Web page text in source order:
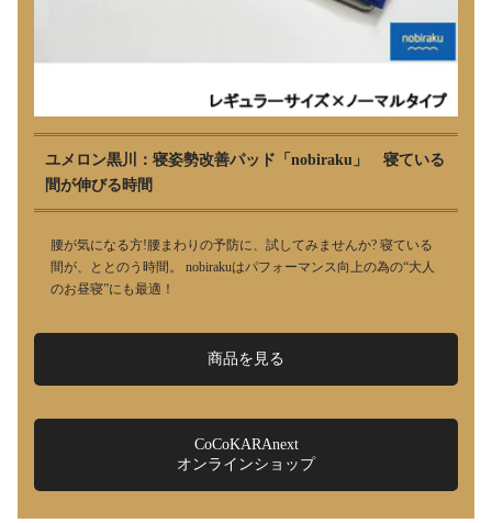
ユメロン黒川：寝姿勢改善パッド「nobiraku」 寝ている
間が伸びる時間
腰が気になる方!腰まわりの予防に、試してみませんか? 寝ている
間が、ととのう時間。 nobirakuはパフォーマンス向上の為の“大人
のお昼寝”にも最適！
商品を見る
CoCoKARAnext
オンラインショップ